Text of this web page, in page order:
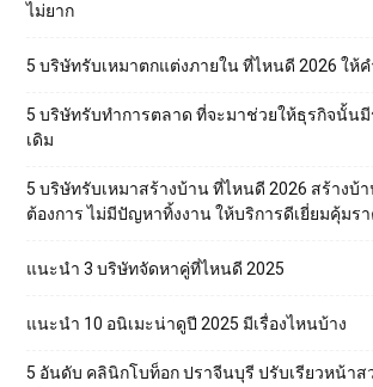
ไม่ยาก
5 บริษัทรับเหมาตกแต่งภายใน ที่ไหนดี 2026 ให้
5 บริษัทรับทำการตลาด ที่จะมาช่วยให้ธุรกิจนั้น
เดิม
5 บริษัทรับเหมาสร้างบ้าน ที่ไหนดี 2026 สร้างบ้
ต้องการ ไม่มีปัญหาทิ้งงาน ให้บริการดีเยี่ยมคุ้มร
แนะนำ 3 บริษัทจัดหาคู่ที่ไหนดี 2025
แนะนำ 10 อนิเมะน่าดูปี 2025 มีเรื่องไหนบ้าง
5 อันดับ คลินิกโบท็อก ปราจีนบุรี ปรับเรียวหน้าส